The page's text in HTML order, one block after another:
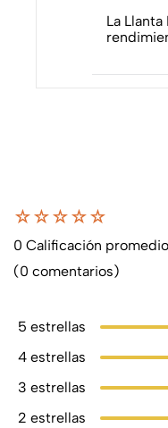
La
☆☆☆☆☆
0 Calificación promedio
(0 comentarios)
5 estrellas
4 estrellas
3 estrellas
2 estrellas